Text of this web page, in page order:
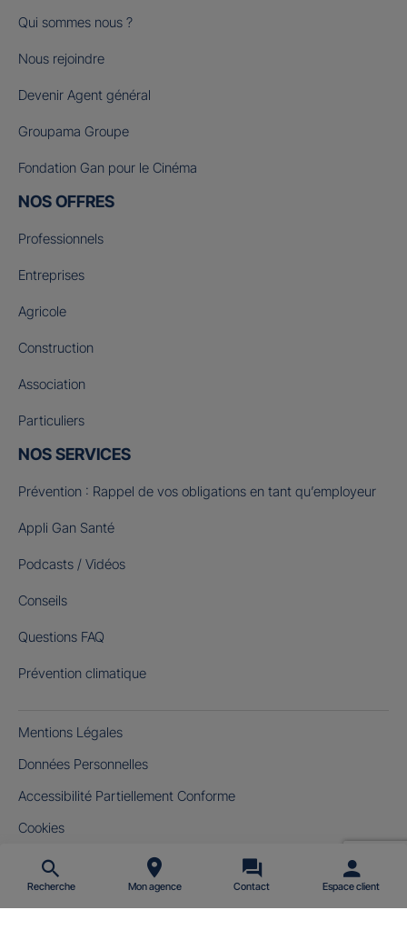
Recherche Mon agence Contact Espace client
Qui sommes nous ?
Nous rejoindre
Devenir Agent général
Groupama Groupe
Fondation Gan pour le Cinéma
NOS OFFRES
Professionnels
Entreprises
Agricole
Construction
Association
Particuliers
NOS SERVICES
Prévention : Rappel de vos obligations en tant qu’employeur
Appli Gan Santé
Podcasts / Vidéos
Conseils
Questions FAQ
Prévention climatique
Mentions Légales
Données Personnelles
Accessibilité Partiellement Conforme
Cookies
Gérer mes cookies